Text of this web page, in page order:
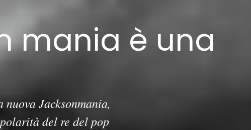
mania è una
Jacksonmania,
del re del pop